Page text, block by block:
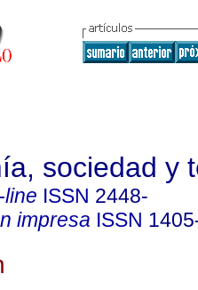
sociedad y
line ISSN 2448-
impresa ISSN